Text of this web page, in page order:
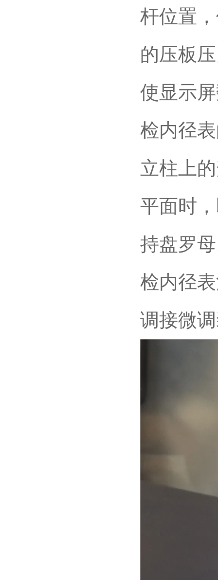
杆位置
的压板
使显示
检内径
立柱上
平面时
持盘罗
检内径
调接微